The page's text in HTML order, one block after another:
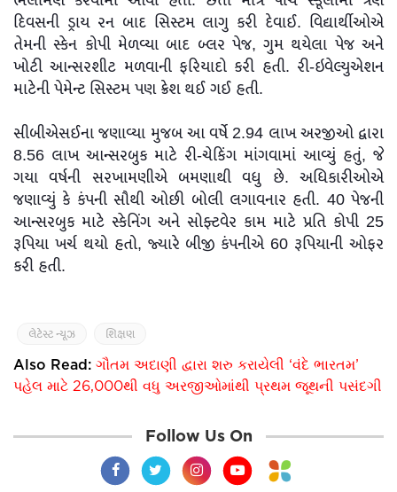
દિવસની ડ્રાય રન બાદ સિસ્ટમ લાગુ કરી દેવાઈ. વિદ્યાર્થીઓએ
તેમની સ્કેન કોપી મેળવ્યા બાદ બ્લર પેજ, ગુમ થયેલા પેજ અને
ખોટી આન્સરશીટ મળવાની ફરિયાદો કરી હતી. રી-ઇવેલ્યુએશન
માટેની પેમેન્ટ સિસ્ટમ પણ ક્રેશ થઈ ગઈ હતી.
સીબીએસઈના જણાવ્યા મુજબ આ વર્ષે 2.94 લાખ અરજીઓ દ્વારા
8.56 લાખ આન્સરબુક માટે રી-ચેકિંગ માંગવામાં આવ્યું હતું, જે
ગયા વર્ષની સરખામણીએ બમણાથી વધુ છે. અધિકારીઓએ
જણાવ્યું કે કંપની સૌથી ઓછી બોલી લગાવનાર હતી. 40 પેજની
આન્સરબુક માટે સ્કેનિંગ અને સોફ્ટવેર કામ માટે પ્રતિ કોપી 25
રૂપિયા ખર્ચ થયો હતો, જ્યારે બીજી કંપનીએ 60 રૂપિયાની ઓફર
કરી હતી.
લેટેસ્ટ ન્યૂઝ શિક્ષણ
Also Read: ગૌતમ અદાણી દ્વારા શરુ કરાયેલી ‘વંદે ભારતમ’
પહેલ માટે 26,000થી વધુ અરજીઓમાંથી પ્રથમ જૂથની પસંદગી
Follow Us On